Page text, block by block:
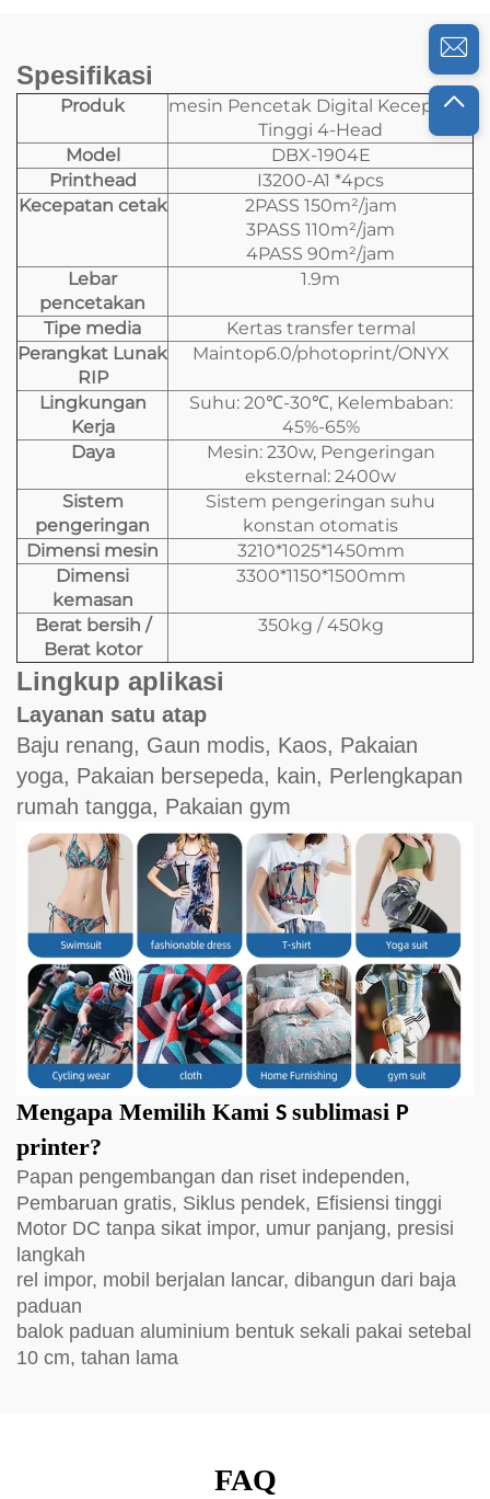
Spesifikasi
Produk
mesin Pencetak Digital Kecepatan
Tinggi 4-Head
Model
DBX-1904E
Printhead
I3200-A1 *4pcs
Kecepatan cetak
2PASS 150m²/jam
3PASS 110m²/jam
4PASS 90m²/jam
Lebar
pencetakan
1.9m
Tipe media
Kertas transfer termal
Perangkat Lunak
RIP
Maintop6.0/photoprint/ONYX
Lingkungan
Kerja
Suhu: 20℃-30℃, Kelembaban:
45%-65%
Daya
Mesin: 230w, Pengeringan
eksternal: 2400w
Sistem
pengeringan
Sistem pengeringan suhu
konstan otomatis
Dimensi mesin
3210*1025*1450mm
Dimensi
kemasan
3300*1150*1500mm
Berat bersih /
Berat kotor
350kg / 450kg
Lingkup aplikasi
Layanan satu atap
Baju renang, Gaun modis, Kaos, Pakaian
yoga, Pakaian bersepeda, kain, Perlengkapan
rumah tangga, Pakaian gym
Mengapa Memilih Kami S sublimasi P
printer?
Papan pengembangan dan riset independen,
Pembaruan gratis, Siklus pendek, Efisiensi tinggi
Motor DC tanpa sikat impor, umur panjang, presisi
langkah
rel impor, mobil berjalan lancar, dibangun dari baja
paduan
balok paduan aluminium bentuk sekali pakai setebal
10 cm, tahan lama
FAQ